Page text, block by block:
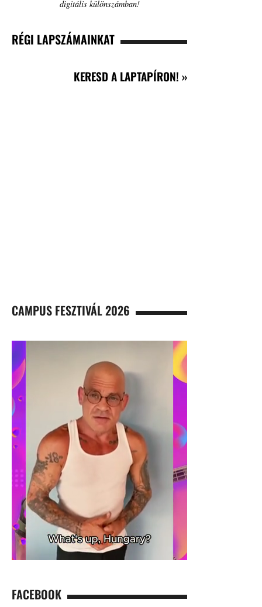
digitális különszámban!
RÉGI LAPSZÁMAINKAT
KERESD A LAPTAPÍRON! »
CAMPUS FESZTIVÁL 2026
FACEBOOK